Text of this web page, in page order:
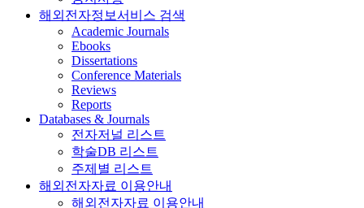
해외전자정보서비스 검색
Academic Journals
Ebooks
Dissertations
Conference Materials
Reviews
Reports
Databases & Journals
전자저널 리스트
학술DB 리스트
주제별 리스트
해외전자자료 이용안내
해외전자자료 이용안내